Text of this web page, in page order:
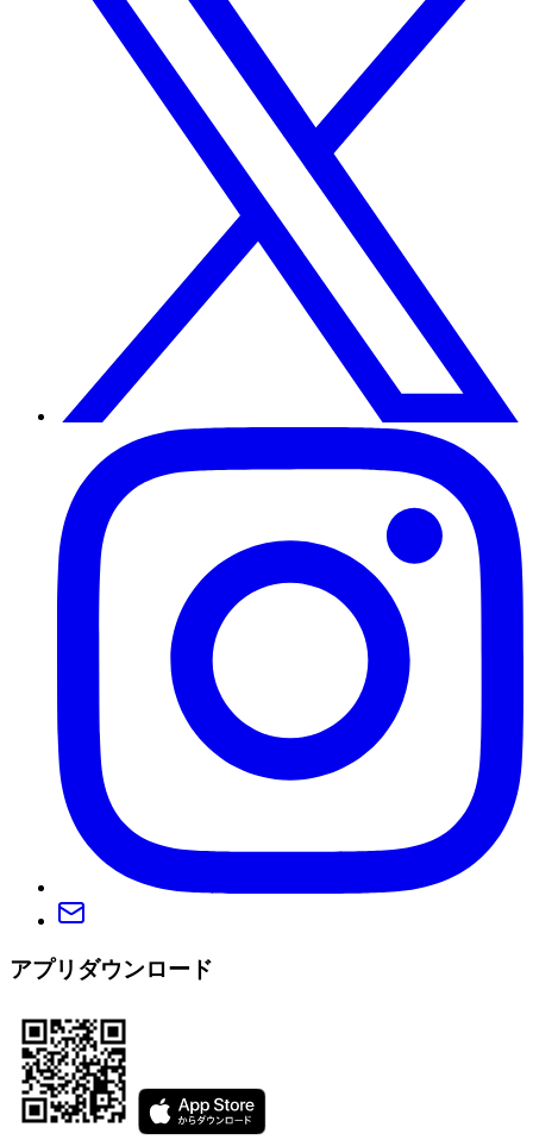
アプリダウンロード